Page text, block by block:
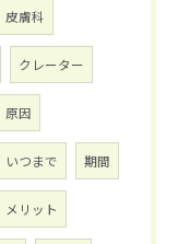
皮膚科
クレーター
原因
いつまで 期間
メリット